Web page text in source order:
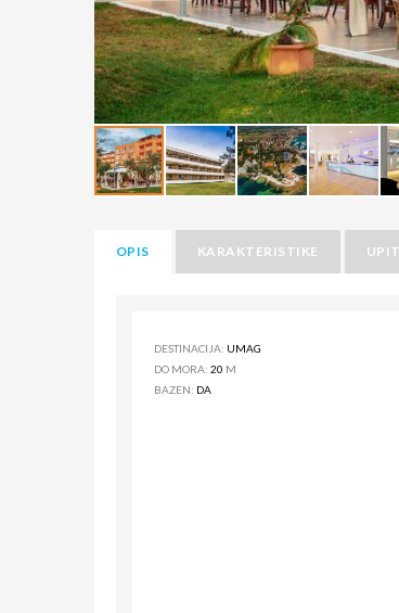
OPIS KARAKTERISTIKE UPIT
DESTINACIJA: UMAG
DO MORA: 20 M
BAZEN: DA